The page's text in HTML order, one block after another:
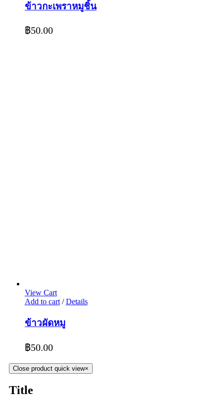
ข้าวกะเพราหมูชิ้น
฿50.00
View Cart
Add to cart/ Details
ข้าวผัดหมู
฿50.00
Close product quick view×
Title